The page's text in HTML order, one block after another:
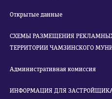
Открытые данные
СХЕМЫ РАЗМЕЩЕНИЯ
ТЕРРИТОРИИ ЧАМЗИНСКОГО
Административная комиссия
ИНФОРМАЦИЯ ДЛЯ